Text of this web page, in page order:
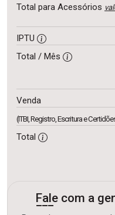
Total para Acessórios
IPTU
Total / Mês
Venda
(ITBI, Registro, Escritura e
Total
Fale com a